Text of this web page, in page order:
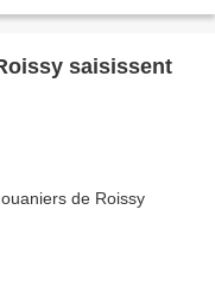
saisissent